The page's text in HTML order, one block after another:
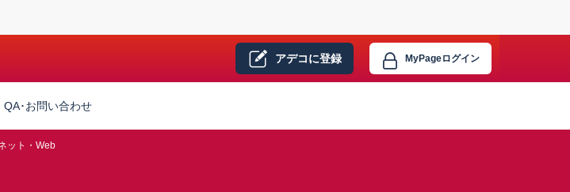
アデコに登録 MyPageログイン
QA･お問い合わせ
ット・Web